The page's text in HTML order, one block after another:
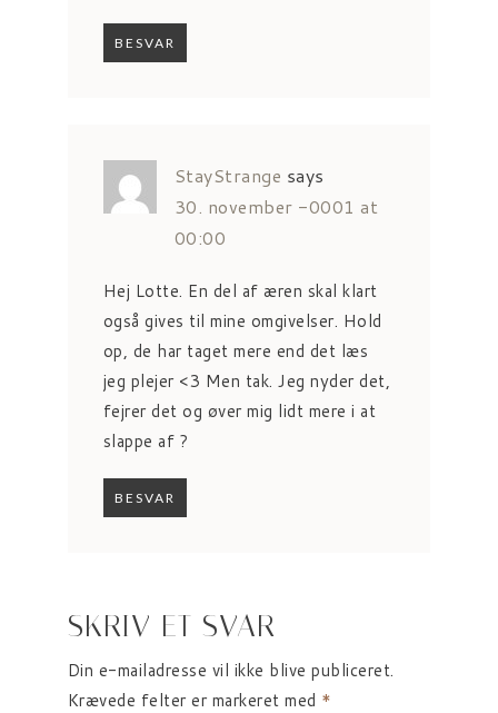
BESVAR
StayStrange says
30. november -0001 at
00:00
Hej Lotte. En del af æren skal klart
også gives til mine omgivelser. Hold
op, de har taget mere end det læs
jeg plejer <3 Men tak. Jeg nyder det,
fejrer det og øver mig lidt mere i at
slappe af ?
BESVAR
SKRIV ET SVAR
Din e-mailadresse vil ikke blive publiceret.
Krævede felter er markeret med *